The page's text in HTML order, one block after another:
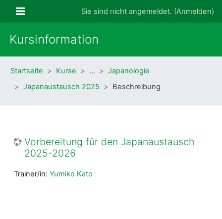
Website-ÜbersichtSie sind nicht angemeldet. (Anmelden)
Kursinformation
Startseite Kurse …
Japanologie
Japanaustausch 2025
Beschreibung
Vorbereitung für den Japanaustausch
2025-2026
Trainer/in: Yumiko Kato